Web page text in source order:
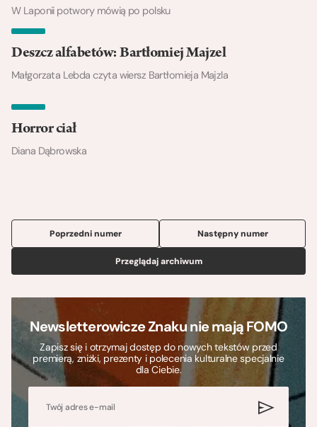
W Laponii potwory mówią po polsku
Deszcz alfabetów: Bartłomiej Majzel
Małgorzata Lebda czyta wiersz Bartłomieja Majzla
Horror ciał
Diana Dąbrowska
Poprzedni numer
Przeglądaj archiwum
Następny numer
Newsletterowicze Znaku nie mają FOMO
Zapisz się i otrzymaj dostęp do nowych tekstów przed
premierą, zniżki, prezenty i polecenia kulturalne specjalnie
dla Ciebie.